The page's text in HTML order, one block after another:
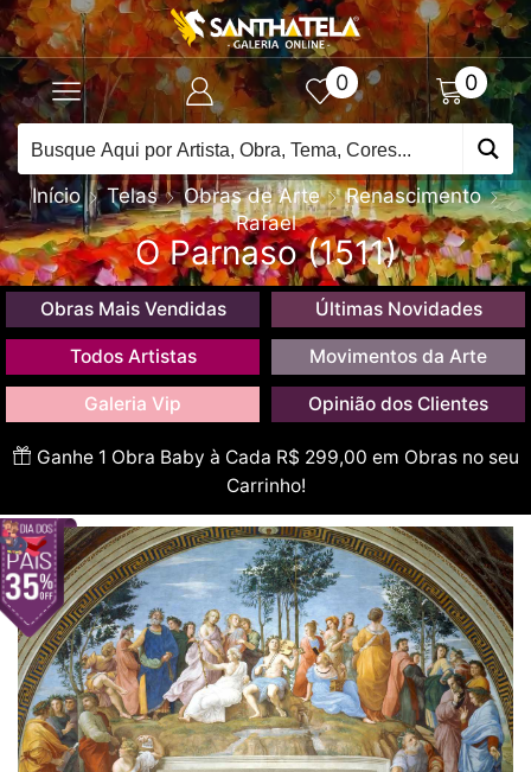
0 0
Início Telas Obras de Arte
Renascimento
Rafael
O Parnaso (1511)
Obras Mais Vendidas Últimas Novidades
Todos Artistas Movimentos da Arte
Galeria Vip Opinião dos Clientes
Ganhe 1 Obra Baby à Cada R$ 299,00 em Obras no seu
Carrinho!